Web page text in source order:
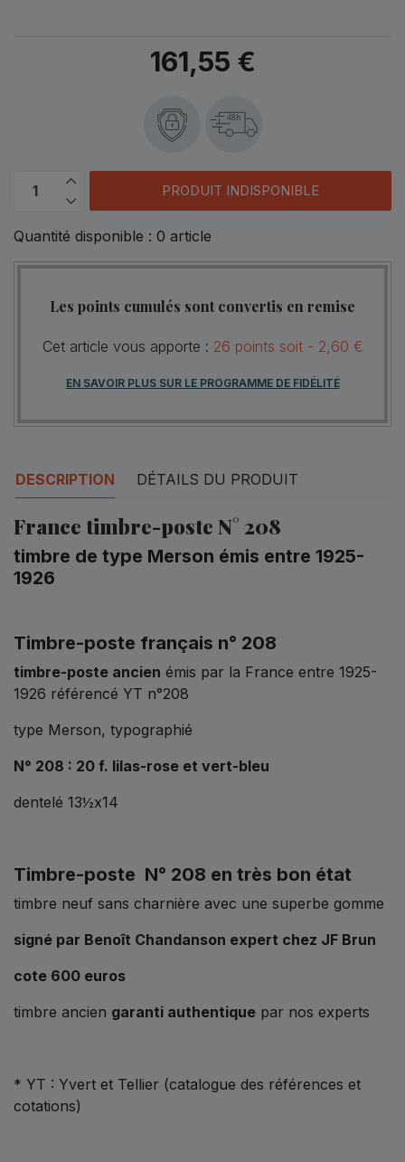
161,55 €
48h
PRODUIT INDISPONIBLE
Quantité disponible : 0 article
Les points cumulés sont convertis en remise
Cet article vous apporte : 26 points soit - 2,60 €
EN SAVOIR PLUS SUR LE PROGRAMME DE FIDÉLITÉ
DESCRIPTION DÉTAILS DU PRODUIT
France timbre-poste N° 208
timbre de type Merson émis entre 1925-
1926
Timbre-poste français n° 208
timbre-poste ancien émis par la France entre 1925-
1926 référencé YT n°208
type Merson, typographié
N° 208 : 20 f. lilas-rose et vert-bleu
dentelé 13½x14
Timbre-poste N° 208 en très bon état
timbre neuf sans charnière avec une superbe gomme
signé par Benoît Chandanson expert chez JF Brun
cote 600 euros
timbre ancien garanti authentique par nos experts
* YT : Yvert et Tellier (catalogue des références et
cotations)